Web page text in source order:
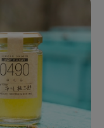
蜜」